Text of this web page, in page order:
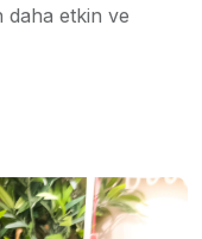
daha etkin ve